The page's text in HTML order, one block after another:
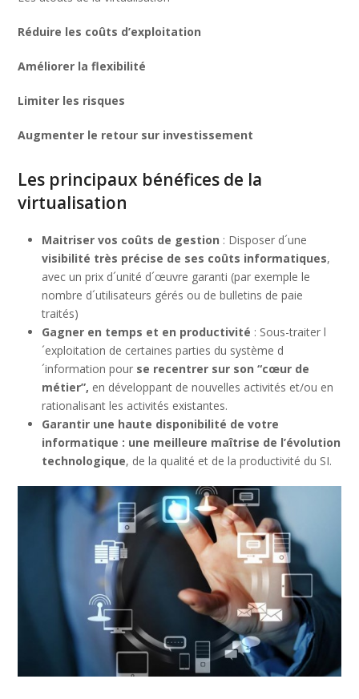
Réduire les coûts d’exploitation
Améliorer la flexibilité
Limiter les risques
Augmenter le retour sur investissement
Les principaux bénéfices de la
virtualisation
Maitriser vos coûts de gestion : Disposer d´une
visibilité très précise de ses coûts informatiques,
avec un prix d´unité d´œuvre garanti (par exemple le
nombre d´utilisateurs gérés ou de bulletins de paie
traités)
Gagner en temps et en productivité : Sous-traiter l
´exploitation de certaines parties du système d
´information pour se recentrer sur son “cœur de
métier”, en développant de nouvelles activités et/ou en
rationalisant les activités existantes.
Garantir une haute disponibilité de votre
informatique : une meilleure maîtrise de l’évolution
technologique, de la qualité et de la productivité du SI.